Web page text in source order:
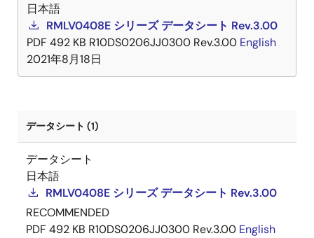
日本語
RMLV0408E シリーズ データシート Rev.3.00
PDF 492 KB R10DS0206JJ0300 Rev.3.00 English
2021年8月18日
データシート (1)
データシート
日本語
RMLV0408E シリーズ データシート Rev.3.00
RECOMMENDED
PDF 492 KB R10DS0206JJ0300 Rev.3.00 English